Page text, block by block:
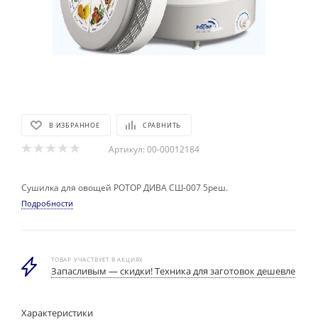
В ИЗБРАННОЕ СРАВНИТЬ
Артикул: 00-00012184
Сушилка для овощей РОТОР ДИВА СШ-007 5реш.
Подробности
ТОВАР УЧАСТВУЕТ В АКЦИЯХ
Запасливым — скидки! Техника для заготовок дешевле
Характеристики